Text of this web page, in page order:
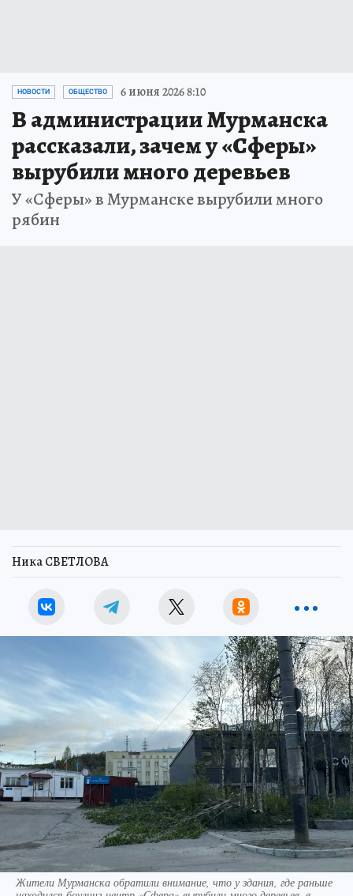
НОВОСТИ ОБЩЕСТВО 6 июня 2026 8:10
В администрации Мурманска
рассказали, зачем у «Сферы»
вырубили много деревьев
У «Сферы» в Мурманске вырубили много
рябин
Ника СВЕТЛОВА
Жители Мурманска обратили внимание, что у здания, где раньше